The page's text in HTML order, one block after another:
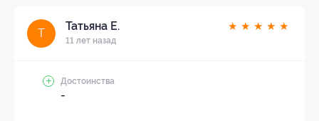
Т
Татьяна Е.
11 лет назад
★ ★ ★ ★ ★
Достоинства
-